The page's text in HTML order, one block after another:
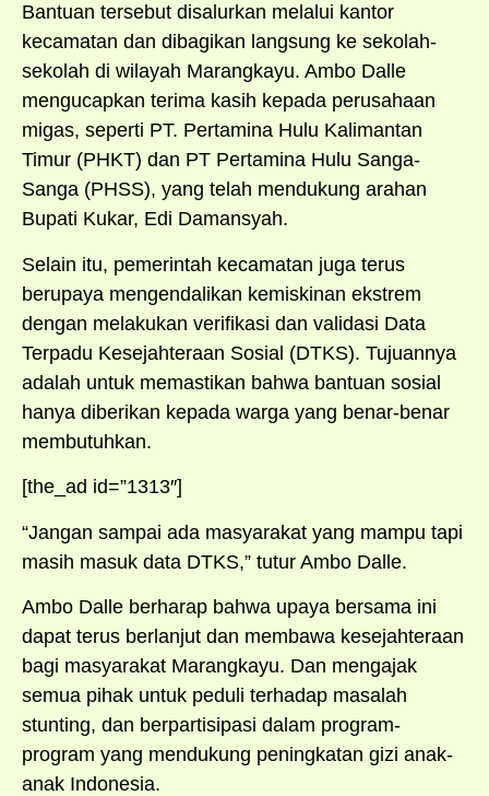
Bantuan tersebut disalurkan melalui kantor
kecamatan dan dibagikan langsung ke sekolah-
sekolah di wilayah Marangkayu. Ambo Dalle
mengucapkan terima kasih kepada perusahaan
migas, seperti PT. Pertamina Hulu Kalimantan
Timur (PHKT) dan PT Pertamina Hulu Sanga-
Sanga (PHSS), yang telah mendukung arahan
Bupati Kukar, Edi Damansyah.
Selain itu, pemerintah kecamatan juga terus
berupaya mengendalikan kemiskinan ekstrem
dengan melakukan verifikasi dan validasi Data
Terpadu Kesejahteraan Sosial (DTKS). Tujuannya
adalah untuk memastikan bahwa bantuan sosial
hanya diberikan kepada warga yang benar-benar
membutuhkan.
[the_ad id=”1313″]
“Jangan sampai ada masyarakat yang mampu tapi
masih masuk data DTKS,” tutur Ambo Dalle.
Ambo Dalle berharap bahwa upaya bersama ini
dapat terus berlanjut dan membawa kesejahteraan
bagi masyarakat Marangkayu. Dan mengajak
semua pihak untuk peduli terhadap masalah
stunting, dan berpartisipasi dalam program-
program yang mendukung peningkatan gizi anak-
anak Indonesia.